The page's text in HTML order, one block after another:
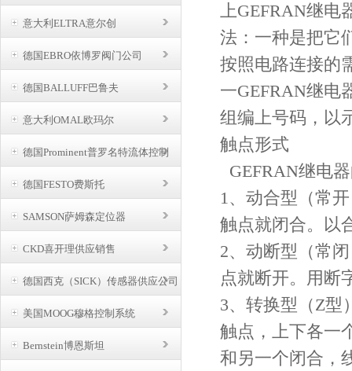
意大利ELTRA意尔创
德国EBRO依博罗阀门公司
德国BALLUFF巴鲁夫
意大利OMAL欧玛尔
德国Prominent普罗名特流体控制
德国FESTO费斯托
SAMSON萨姆森定位器
CKD喜开理供应销售
德国西克（SICK）传感器供应公司
美国MOOG穆格控制系统
Bernstein博恩斯坦
上GEFRAN继电
法：一种是把它
按照电路连接的
一GEFRAN继电
组编上号码，以
触点形式
GEFRAN继电
1、动合型（常
触点就闭合。以
2、动断型（常
点就断开。用断
3、转换型（Z型
触点，上下各一
和另一个闭合，